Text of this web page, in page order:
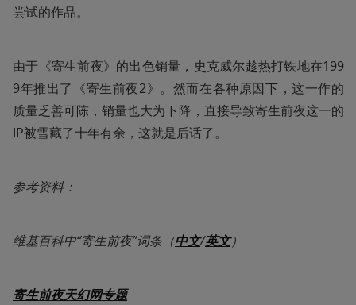
尝试的作品。
由于《寄生前夜》的出色销量，史克威尔趁热打铁地在199
9年推出了《寄生前夜2》。然而在各种原因下，这一作的
质量乏善可陈，销量也大为下降，直接导致寄生前夜这一的
IP被雪藏了十年有余，这就是后话了。
参考资料：
维基百科中“寄生前夜”词条（中文/英文）
寄生前夜天幻网专题